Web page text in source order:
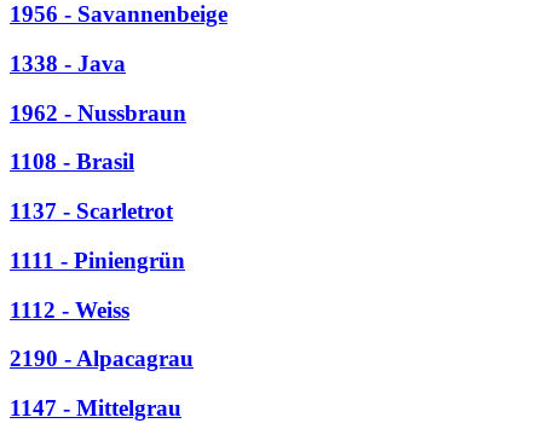
1956 - Savannenbeige
1338 - Java
1962 - Nussbraun
1108 - Brasil
1137 - Scarletrot
1111 - Piniengrün
1112 - Weiss
2190 - Alpacagrau
1147 - Mittelgrau